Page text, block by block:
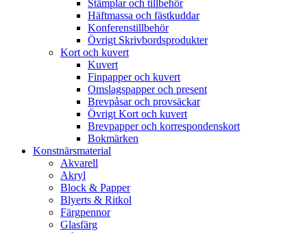
Stämplar och tillbehör
Häftmassa och fästkuddar
Konferenstillbehör
Övrigt Skrivbordsprodukter
Kort och kuvert
Kuvert
Finpapper och kuvert
Omslagspapper och present
Brevpåsar och provsäckar
Övrigt Kort och kuvert
Brevpapper och korrespondenskort
Bokmärken
Konstnärsmaterial
Akvarell
Akryl
Block & Papper
Blyerts & Ritkol
Färgpennor
Glasfärg